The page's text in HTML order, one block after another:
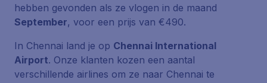
hebben gevonden als ze vlogen in de maand
September, voor een prijs van €490.
In Chennai land je op Chennai International
Airport. Onze klanten kozen een aantal
verschillende airlines om ze naar Chennai te